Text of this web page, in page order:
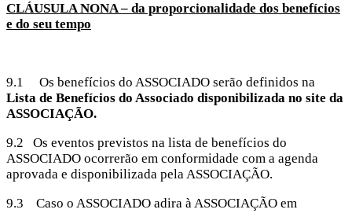
CLÁUSULA NONA – da proporcionalidade dos benefícios
e do seu tempo
9.1 Os benefícios do ASSOCIADO serão definidos na
Lista de Benefícios do Associado disponibilizada no site da
ASSOCIAÇÃO.
9.2 Os eventos previstos na lista de benefícios do
ASSOCIADO ocorrerão em conformidade com a agenda
aprovada e disponibilizada pela ASSOCIAÇÃO.
9.3 Caso o ASSOCIADO adira à ASSOCIAÇÃO em